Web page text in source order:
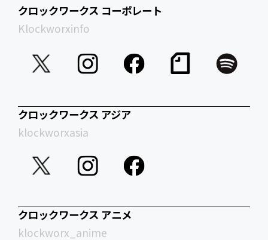
クロックワークス コーポレート
Klockworxinfo
クロックワークス アジア
klockworxasia
クロックワークス アニメ
klockworx_anime